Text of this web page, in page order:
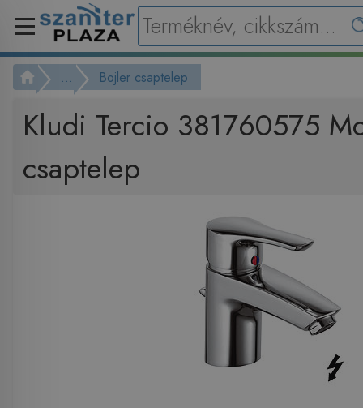
... Bojler csaptelep
Kludi Tercio 381760575
csaptelep